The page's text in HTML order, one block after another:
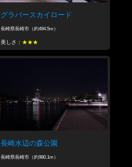
グラバースカイロード
長崎県長崎市（約494.5m）
美しさ： ★★★
長崎水辺の森公園
長崎県長崎市（約980.1m）